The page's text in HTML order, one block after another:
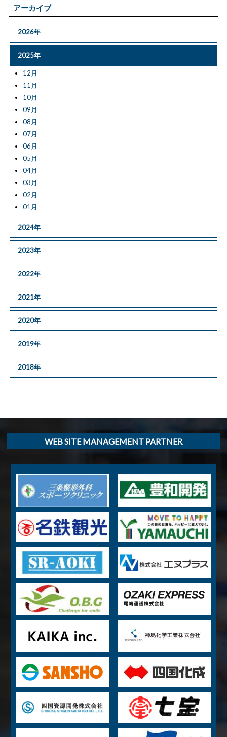
アーカイブ
2026年
2025年
12月
11月
10月
09月
08月
07月
06月
05月
04月
03月
02月
01月
2024年
2023年
2022年
2021年
2020年
2019年
2018年
WEB SITE MANAGEMENT PARTNER